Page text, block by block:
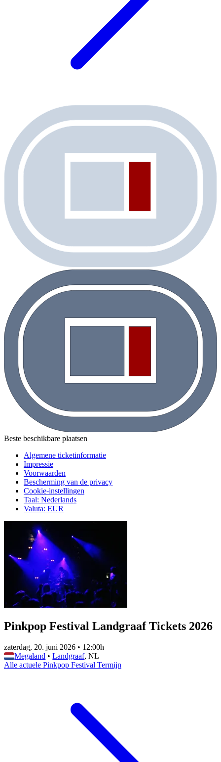
Beste beschikbare plaatsen
Algemene ticketinformatie
Impressie
Voorwaarden
Bescherming van de privacy
Cookie-instellingen
Taal: Nederlands
Valuta: EUR
Pinkpop Festival Landgraaf Tickets 2026
zaterdag, 20. juni 2026 • 12:00h
Megaland • Landgraaf, NL
Alle actuele Pinkpop Festival Termijn